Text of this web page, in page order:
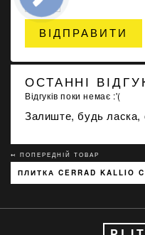
ВІДПРАВИТИ
ОСТАННІ
Відгуків поки немає :'(
Залиште, будь ласка,
↢ ПОПЕРЕДНІЙ ТОВАР
ПЛИТКА CERRAD KALLIO